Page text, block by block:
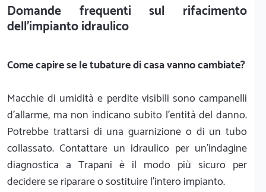
Domande frequenti sul rifacimento
dell'impianto idraulico
Come capire se le tubature di casa vanno cambiate?
Macchie di umidità e perdite visibili sono campanelli
d'allarme, ma non indicano subito l'entità del danno.
Potrebbe trattarsi di una guarnizione o di un tubo
collassato. Contattare un idraulico per un'indagine
diagnostica a Trapani è il modo più sicuro per
decidere se riparare o sostituire l'intero impianto.